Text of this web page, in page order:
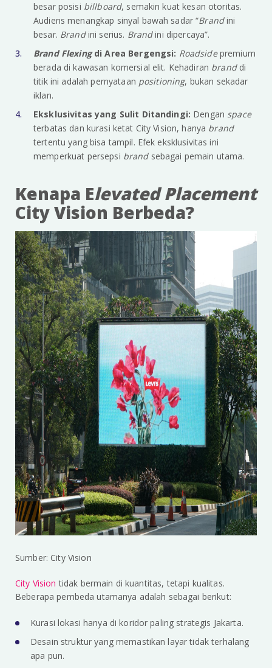
besar posisi billboard, semakin kuat kesan otoritas.
Audiens menangkap sinyal bawah sadar “Brandini
besar. Brandini serius. Brandini dipercaya”.
Brand Flexingdi Area Bergengsi: Roadsidepremium
berada di kawasan komersial elit. Kehadiran brand di
titik ini adalah pernyataan positioning, bukan sekadar
iklan.
Eksklusivitas yang Sulit Ditandingi: Dengan space
terbatas dan kurasi ketat City Vision, hanya brand
tertentu yang bisa tampil. Efek eksklusivitas ini
memperkuat persepsi brand sebagai pemain utama.
Kenapa Elevated Placement
City Vision Berbeda?
Sumber: City Vision
City Vision tidak bermain di kuantitas, tetapi kualitas.
Beberapa pembeda utamanya adalah sebagai berikut:
Kurasi lokasi hanya di koridor paling strategis Jakarta.
Desain struktur yang memastikan layar tidak terhalang
apa pun.